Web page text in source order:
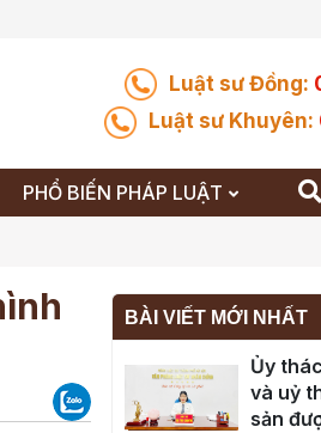
Luật sư Đồng:
Luật sư Khuyên:
PHỔ BIẾN PHÁP LUẬT
BÀI VIẾT MỚI NHẤT
Ủy
và uỷ
sản